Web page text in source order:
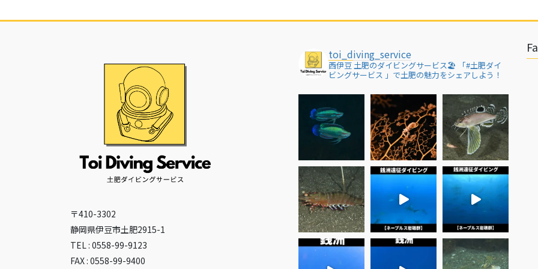
〒410-3302
静岡県伊豆市土肥2915-1
TEL : 0558-99-9123
FAX : 0558-99-9400
toi_diving_service
西伊豆 土肥のダイビングサービス🏖
「#土肥ダイ
ビングサービス 」で土肥の魅力をシェアしよう！